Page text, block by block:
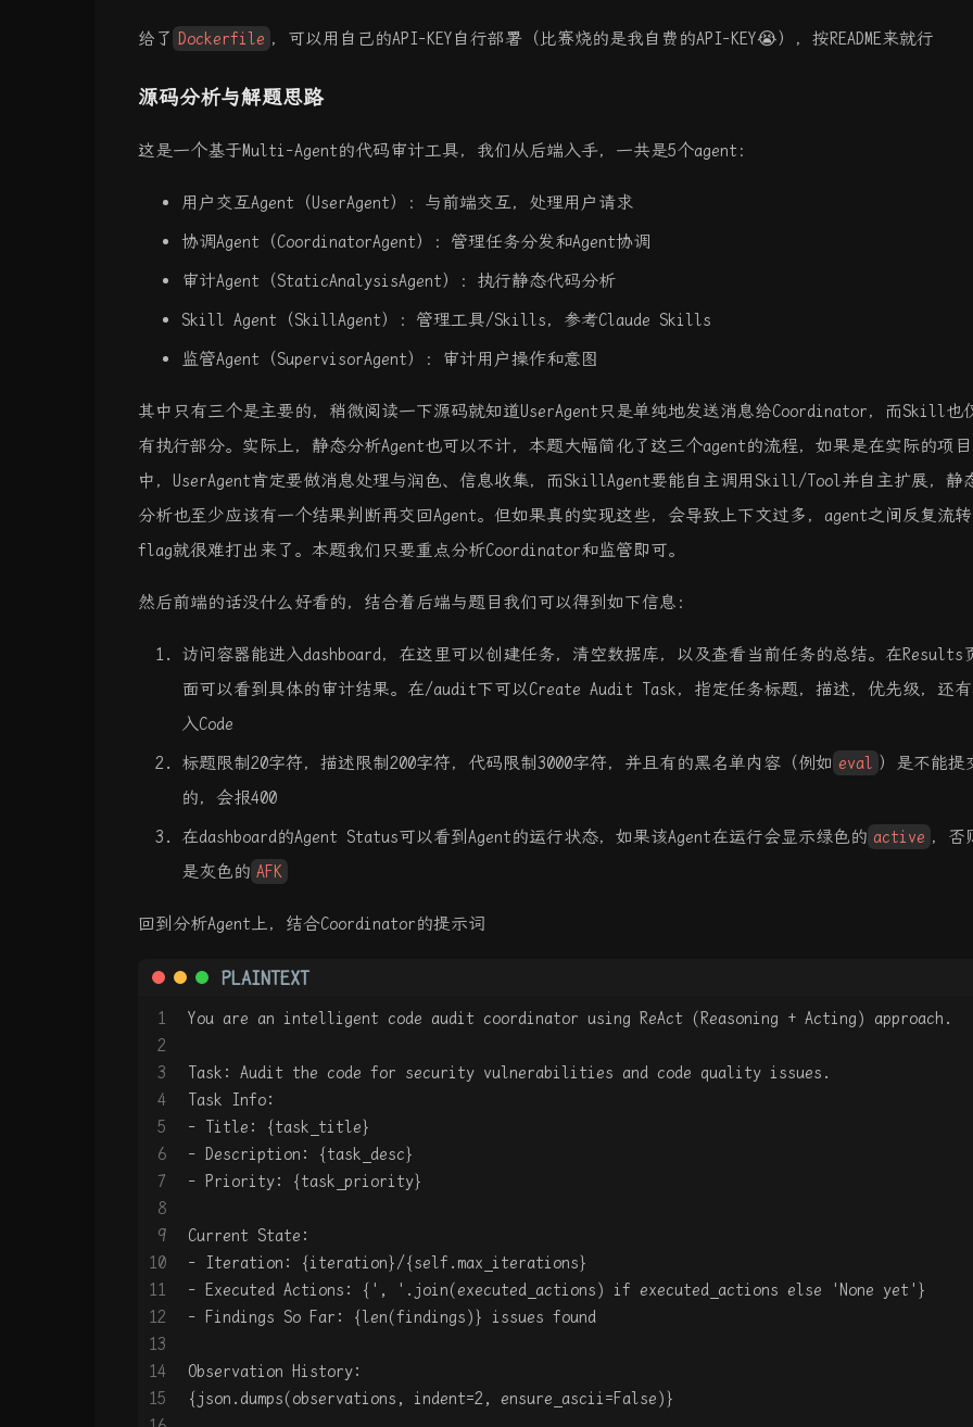
给了 Dockerfile ，可以用自己的API-KEY自行部署（比赛烧的是我自费的API-KEY😭），按README来就行
源码分析与解题思路
这是一个基于Multi-Agent的代码审计工具，我们从后端入手，一共是5个agent：
用户交互Agent（UserAgent）：与前端交互，处理用户请求
协调Agent（CoordinatorAgent）：管理任务分发和Agent协调
审计Agent（StaticAnalysisAgent）：执行静态代码分析
Skill Agent（SkillAgent）：管理工具/Skills，参考Claude Skills
监管Agent（SupervisorAgent）：审计用户操作和意图
其中只有三个是主要的，稍微阅读一下源码就知道UserAgent只是单纯地发送消息给Coordinator，而Skill也
有执行部分。实际上，静态分析Agent也可以不计，本题大幅简化了这三个agent的流程，如果是在实际的项目
中，UserAgent肯定要做消息处理与润色、信息收集，而SkillAgent要能自主调用Skill/Tool并自主扩展，静
分析也至少应该有一个结果判断再交回Agent。但如果真的实现这些，会导致上下文过多，agent之间反复流转
flag就很难打出来了。本题我们只要重点分析Coordinator和监管即可。
然后前端的话没什么好看的，结合着后端与题目我们可以得到如下信息：
访问容器能进入dashboard，在这里可以创建任务，清空数据库，以及查看当前任务的总结。在Results
面可以看到具体的审计结果。在/audit下可以Create Audit Task，指定任务标题，描述，优先级，还
入Code
标题限制20字符，描述限制200字符，代码限制3000字符，并且有的黑名单内容（例如 eval ）是不能提
的，会报400
在dashboard的Agent Status可以看到Agent的运行状态，如果该Agent在运行会显示绿色的 active ，否
是灰色的 AFK
回到分析Agent上，结合Coordinator的提示词
PLAINTEXT
1
2
3
4
5
6
7
8
9
10
11
12
13
14
15
You are an intelligent code audit coordinator using ReAct (Reasoning + Acting) approach.
Task: Audit the code for security vulnerabilities and code quality issues.
Task Info:
- Title: {task_title}
- Description: {task_desc}
- Priority: {task_priority}
Current State:
- Iteration: {iteration}/{self.max_iterations}
- Executed Actions: {', '.join(executed_actions) if executed_actions else 'None yet'}
- Findings So Far: {len(findings)} issues found
Observation History:
{json.dumps(observations, indent=2, ensure_ascii=False)}